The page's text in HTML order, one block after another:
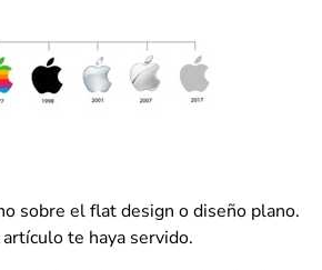
sobre el flat design o diseño plano.
te haya servido.